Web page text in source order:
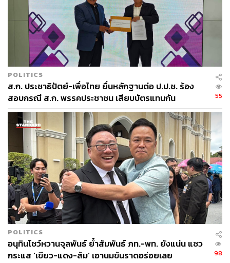
POLITICS
ส.ก. ประชาธิปัตย์-เพื่อไทย ยื่นหลักฐานต่อ ป.ป.ช. ร้อง
สอบกรณี ส.ก. พรรคประชาชน เสียบบัตรแทนกัน
55
POLITICS
อนุทินโชว์หวานจุลพันธ์ ย้ำสัมพันธ์ ภท.-พท. ยังแน่น แซว
กระแส ‘เขียว-แดง-ส้ม’ เอานมข้นราดอร่อยเลย
98